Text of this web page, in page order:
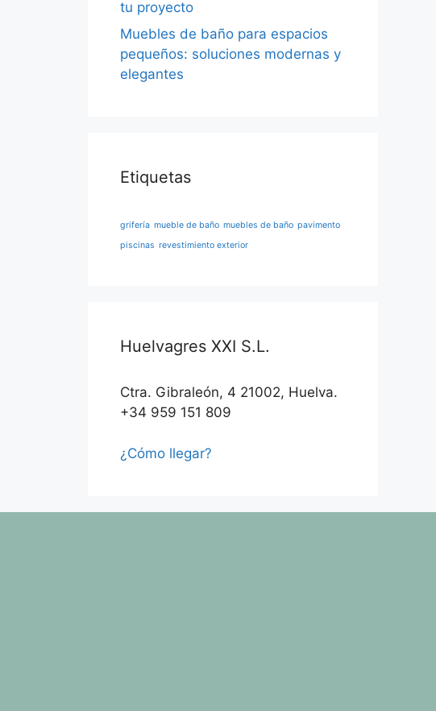
tu proyecto
Muebles de baño para espacios
pequeños: soluciones modernas y
elegantes
Etiquetas
grifería mueble de baño muebles de baño pavimento
piscinas revestimiento exterior
Huelvagres XXI S.L.
Ctra. Gibraleón, 4 21002, Huelva.
+34 959 151 809
¿Cómo llegar?